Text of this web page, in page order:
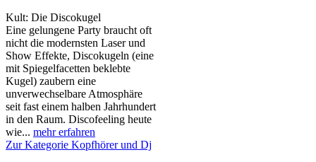
Kult: Die Discokugel
Eine gelungene Party braucht oft
nicht die modernsten Laser und
Show Effekte, Discokugeln (eine
mit Spiegelfacetten beklebte
Kugel) zaubern eine
unverwechselbare Atmosphäre
seit fast einem halben Jahrhundert
in den Raum. Discofeeling heute
wie... mehr erfahren
Zur Kategorie Kopfhörer und Dj